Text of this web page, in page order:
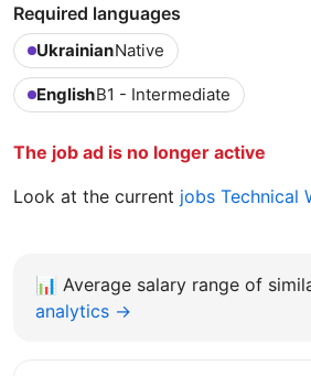
Required languages
UkrainianNative
EnglishB1 - Intermediate
The job ad is no longer active
Look at the current jobs Technical
📊 Average salary range of
analytics →